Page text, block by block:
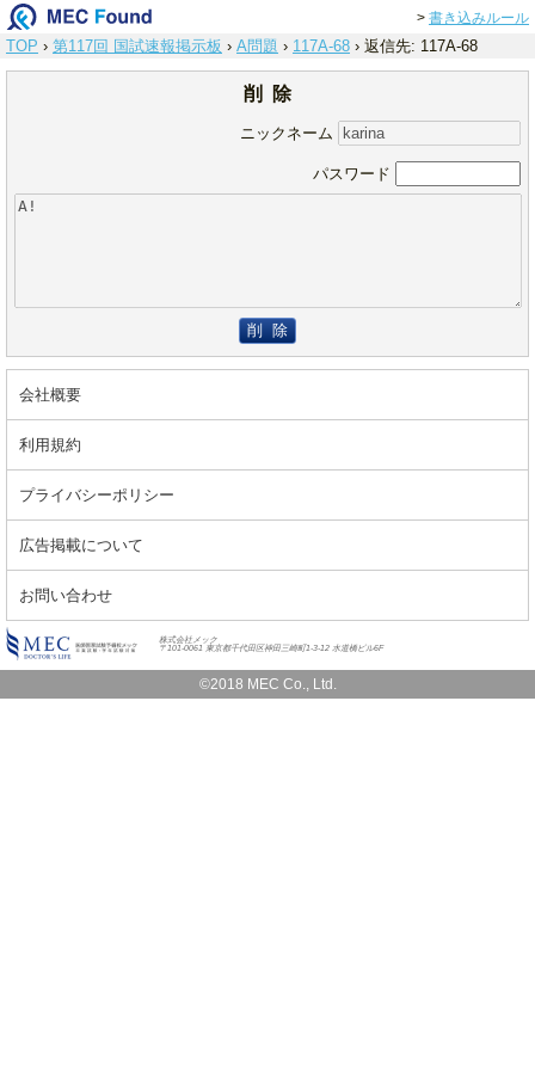
> 書き込みルール
TOP › 第117回 国試速報掲示板 › A問題 › 117A-68 › 返信先: 117A-68
削 除
ニックネーム
パスワード
削 除
会社概要
利用規約
プライバシーポリシー
広告掲載について
お問い合わせ
株式会社メック
〒101-0061 東京都千代田区神田三崎町1-3-12 水道橋ビル6F
©2018 MEC Co., Ltd.